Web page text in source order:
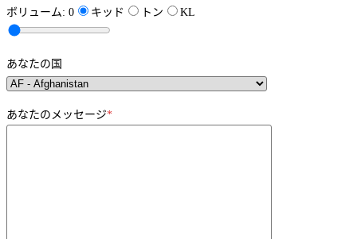
ボリューム: 0 キッド トン KL
あなたの国
あなたのメッセージ*